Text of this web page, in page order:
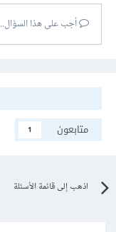
أجب على هذا السؤال...
متابعون
1
اذهب إلى قائمة الأسئلة